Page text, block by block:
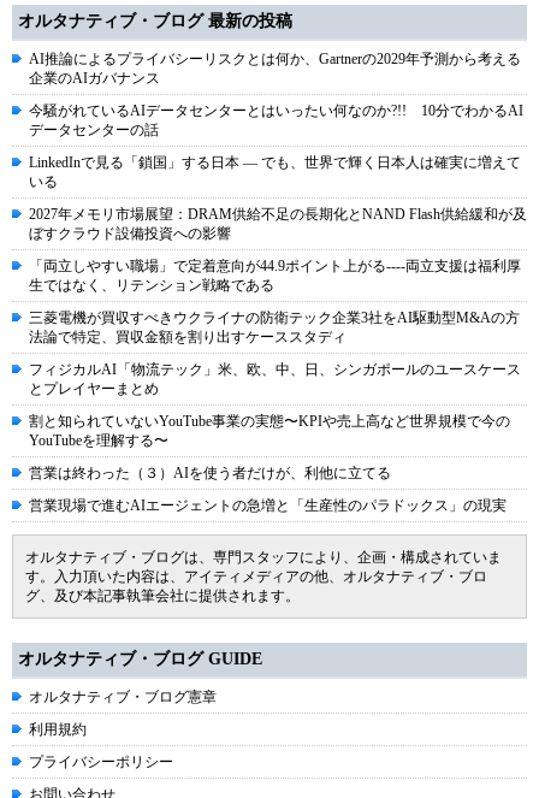
オルタナティブ・ブログ 最新の投稿
AI推論によるプライバシーリスクとは何か、Gartnerの2029年予測から考える
企業のAIガバナンス
今騒がれているAIデータセンターとはいったい何なのか?!! 10分でわかるAI
データセンターの話
LinkedInで見る「鎖国」する日本 ― でも、世界で輝く日本人は確実に増えて
いる
2027年メモリ市場展望：DRAM供給不足の長期化とNAND Flash供給緩和が及
ぼすクラウド設備投資への影響
「両立しやすい職場」で定着意向が44.9ポイント上がる----両立支援は福利厚
生ではなく、リテンション戦略である
三菱電機が買収すべきウクライナの防衛テック企業3社をAI駆動型M&Aの方
法論で特定、買収金額を割り出すケーススタディ
フィジカルAI「物流テック」米、欧、中、日、シンガポールのユースケース
とプレイヤーまとめ
割と知られていないYouTube事業の実態〜KPIや売上高など世界規模で今の
YouTubeを理解する〜
営業は終わった（３）AIを使う者だけが、利他に立てる
営業現場で進むAIエージェントの急増と「生産性のパラドックス」の現実
オルタナティブ・ブログは、専門スタッフにより、企画・構成されていま
す。入力頂いた内容は、アイティメディアの他、オルタナティブ・ブロ
グ、及び本記事執筆会社に提供されます。
オルタナティブ・ブログ GUIDE
オルタナティブ・ブログ憲章
利用規約
プライバシーポリシー
お問い合わせ